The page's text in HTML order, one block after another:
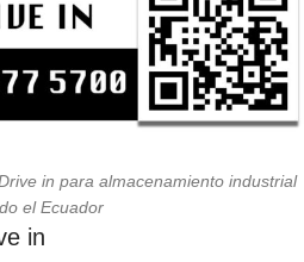
in para almacenamiento industrial
el Ecuador
in